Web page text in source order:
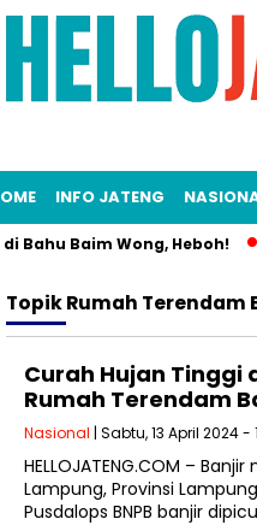
INFO JATENG
Baim Wong, Heboh!
TopikRumah Terendam
Curah Hujan Tinggi
Rumah Terendam
Nasional | Sabtu, 13 April 2024 -
HELLOJATENG.COM –
Lampung, Provinsi
Pusdalops BNPB banjir